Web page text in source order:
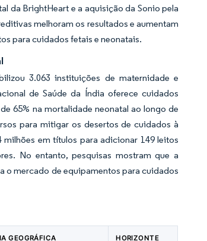
da BrightHeart e a aquisição da Sonio pela
melhoram os resultados e aumentam
para cuidados fetais e neonatais.
3.063 instituições de maternidade e
de Saúde da Índia oferece cuidados
65% na mortalidade neonatal ao longo de
para mitigar os desertos de cuidados à
em títulos para adicionar 149 leitos
No entanto, pesquisas mostram que a
o mercado de equipamentos para cuidados
GEOGRÁFICA HORIZONTE